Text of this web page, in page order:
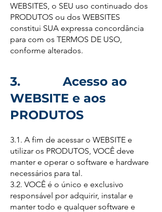
WEBSITES, o SEU uso continuado dos
PRODUTOS ou dos WEBSITES
constitui SUA expressa concordância
para com os TERMOS DE USO,
conforme alterados.
3. Acesso ao
WEBSITE e aos
PRODUTOS
3.1. A fim de acessar o WEBSITE e
utilizar os PRODUTOS, VOCÊ deve
manter e operar o software e hardware
necessários para tal.
3.2. VOCÊ é o único e exclusivo
responsável por adquirir, instalar e
manter todo e qualquer software e